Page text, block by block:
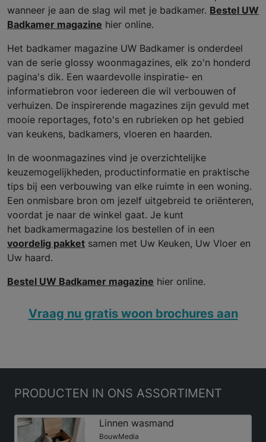
wanneer je aan de slag wil met je badkamer. Bestel UW
Badkamer magazine hier online.
Het badkamer magazine UW Badkamer is onderdeel
van de serie glossy woonmagazines, elk zo'n honderd
pagina's dik. Een waardevolle inspiratie- en
informatiebron voor iedereen die wil verbouwen of
verhuizen. De inspirerende magazines zijn gevuld met
mooie reportages, foto's en rubrieken op het gebied
van keukens, badkamers, vloeren en haarden.
In de woonmagazines vind je overzichtelijke
keuzemogelijkheden, productinformatie en praktische
tips bij een verbouwing van elke ruimte in een woning.
Een onmisbare bron om jezelf uitgebreid te oriënteren,
voordat je naar de winkel gaat. Je kunt
het badkamermagazine los bestellen of in een
voordelig pakket samen met Uw Keuken, Uw Vloer en
Uw haard.
Bestel UW Badkamer magazine hier online.
Vraag nu gratis woon brochures aan
PRODUCTEN IN ONS ASSORTIMENT
Linnen wasmand
BouwMedia